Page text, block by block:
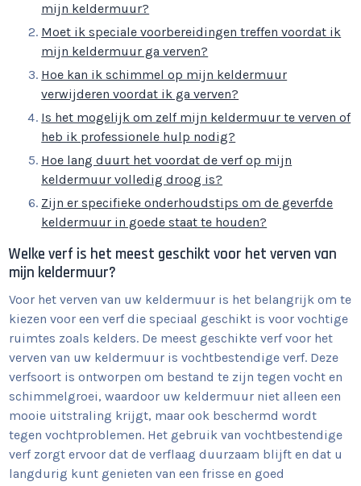
mijn keldermuur?
Moet ik speciale voorbereidingen treffen voordat ik
mijn keldermuur ga verven?
Hoe kan ik schimmel op mijn keldermuur
verwijderen voordat ik ga verven?
Is het mogelijk om zelf mijn keldermuur te verven of
heb ik professionele hulp nodig?
Hoe lang duurt het voordat de verf op mijn
keldermuur volledig droog is?
Zijn er specifieke onderhoudstips om de geverfde
keldermuur in goede staat te houden?
Welke verf is het meest geschikt voor het verven van
mijn keldermuur?
Voor het verven van uw keldermuur is het belangrijk om te
kiezen voor een verf die speciaal geschikt is voor vochtige
ruimtes zoals kelders. De meest geschikte verf voor het
verven van uw keldermuur is vochtbestendige verf. Deze
verfsoort is ontworpen om bestand te zijn tegen vocht en
schimmelgroei, waardoor uw keldermuur niet alleen een
mooie uitstraling krijgt, maar ook beschermd wordt
tegen vochtproblemen. Het gebruik van vochtbestendige
verf zorgt ervoor dat de verflaag duurzaam blijft en dat u
langdurig kunt genieten van een frisse en goed